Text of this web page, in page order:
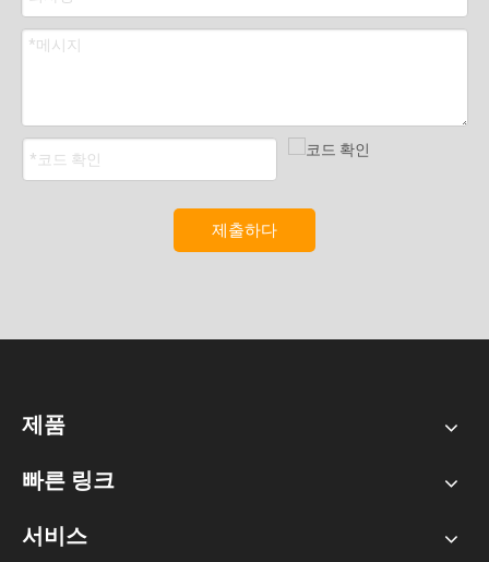
제출하다
제품
빠른 링크
서비스